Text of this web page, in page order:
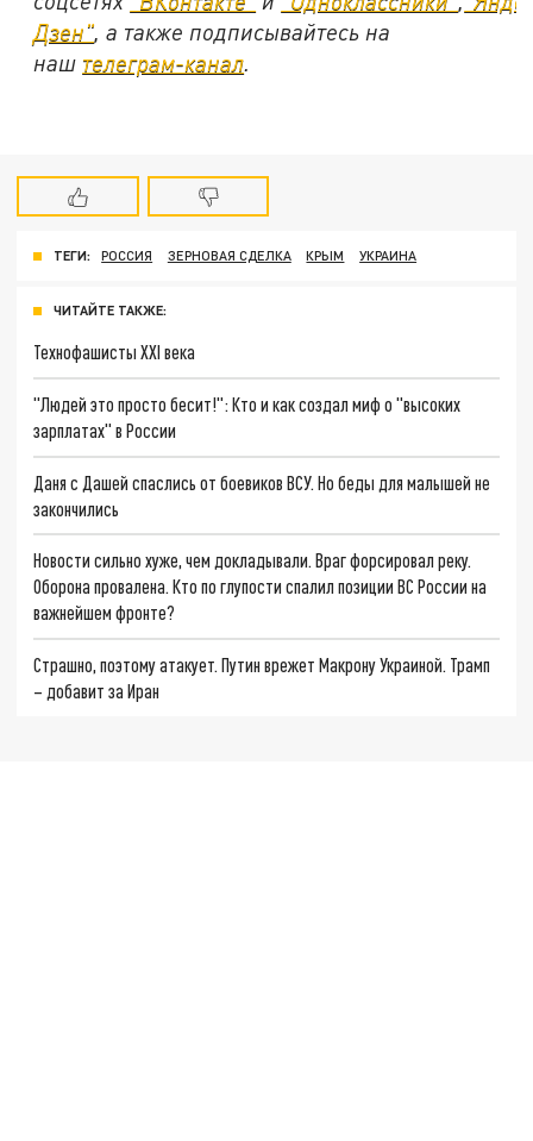
Дзен", а также подписывайтесь на
наш телеграм-канал.
ТЕГИ: РОССИЯ ЗЕРНОВАЯ СДЕЛКА КРЫМ УКРАИНА
ЧИТАЙТЕ ТАКЖЕ:
Технофашисты XXI века
"Людей это просто бесит!": Кто и как создал миф о "высоких
зарплатах" в России
Даня с Дашей спаслись от боевиков ВСУ. Но беды для малышей не
закончились
Новости сильно хуже, чем докладывали. Враг форсировал реку.
Оборона провалена. Кто по глупости спалил позиции ВС России на
важнейшем фронте?
Страшно, поэтому атакует. Путин врежет Макрону Украиной. Трамп
– добавит за Иран